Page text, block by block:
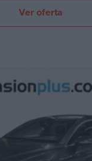
Ver oferta